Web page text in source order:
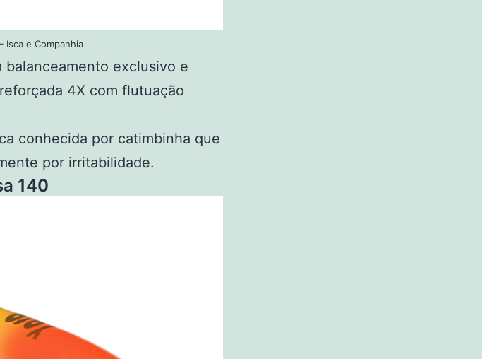
Isca e Companhia
balanceamento exclusivo e
4X com flutuação
conhecida por catimbinha que
por irritabilidade.
140